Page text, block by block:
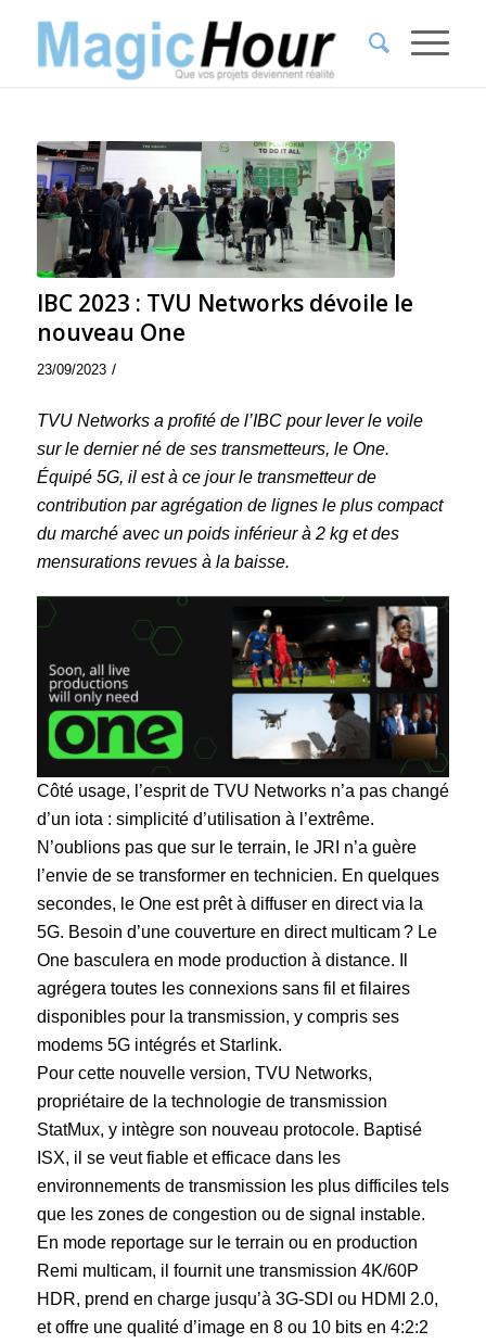
IBC 2023 : TVU Networks dévoile le
nouveau One
23/09/2023 /
TVU Networks a profité de l’IBC pour lever le voile
sur le dernier né de ses transmetteurs, le One.
Équipé 5G, il est à ce jour le transmetteur de
contribution par agrégation de lignes le plus compact
du marché avec un poids inférieur à 2 kg et des
mensurations revues à la baisse.
Côté usage, l’esprit de TVU Networks n’a pas changé
d’un iota : simplicité d’utilisation à l’extrême.
N’oublions pas que sur le terrain, le JRI n’a guère
l’envie de se transformer en technicien. En quelques
secondes, le One est prêt à diffuser en direct via la
5G. Besoin d’une couverture en direct multicam ? Le
One basculera en mode production à distance. Il
agrégera toutes les connexions sans fil et filaires
disponibles pour la transmission, y compris ses
modems 5G intégrés et Starlink.
Pour cette nouvelle version, TVU Networks,
propriétaire de la technologie de transmission
StatMux, y intègre son nouveau protocole. Baptisé
ISX, il se veut fiable et efficace dans les
environnements de transmission les plus difficiles tels
que les zones de congestion ou de signal instable.
En mode reportage sur le terrain ou en production
Remi multicam, il fournit une transmission 4K/60P
HDR, prend en charge jusqu’à 3G-SDI ou HDMI 2.0,
et offre une qualité d’image en 8 ou 10 bits en 4:2:2